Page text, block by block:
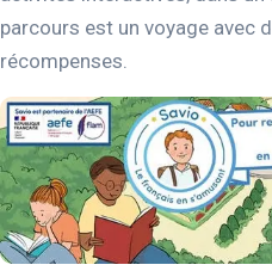
parcours est un voyage avec
récompenses.